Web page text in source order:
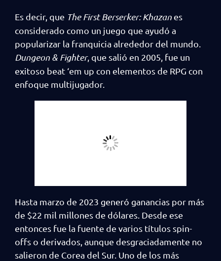
Es decir, que The First Berserker: Khazan es
considerado como un juego que ayudó a
popularizar la franquicia alrededor del mundo.
Dungeon & Fighter, que salió en 2005, fue un
exitoso beat ‘em up con elementos de RPG con
enfoque multijugador.
Hasta marzo de 2023 generó ganancias por más
de $22 mil millones de dólares. Desde ese
entonces fue la fuente de varios títulos spin-
offs o derivados, aunque desgraciadamente no
salieron de Corea del Sur. Uno de los más